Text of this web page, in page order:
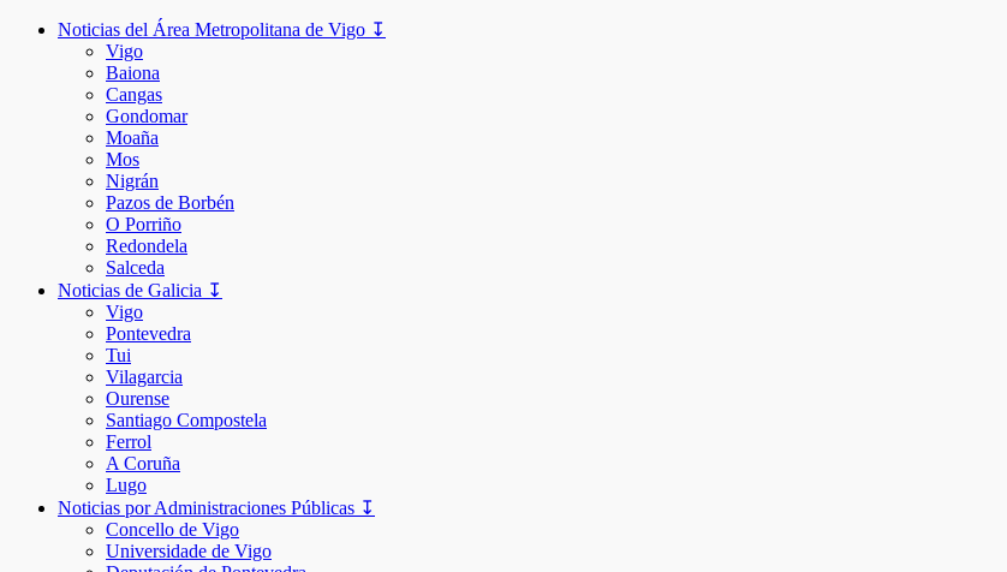
Noticias del Área Metropolitana de Vigo ↧
Vigo
Baiona
Cangas
Gondomar
Moaña
Mos
Nigrán
Pazos de Borbén
O Porriño
Redondela
Salceda
Noticias de Galicia ↧
Vigo
Pontevedra
Tui
Vilagarcia
Ourense
Santiago Compostela
Ferrol
A Coruña
Lugo
Noticias por Administraciones Públicas ↧
Concello de Vigo
Universidade de Vigo